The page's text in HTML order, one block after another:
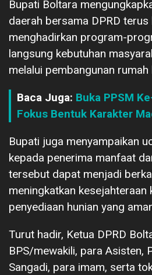
Bupati Boltara
daerah bersama DPRD
menghadirkan program-
langsung kebutuhan
melalui pembangunan rumah
Baca Juga: Buka PPSM
Fokus Bentuk Karakter
Bupati juga menyampaikan
kepada penerima manfaat
tersebut dapat menjadi
meningkatkan kesejahteraan
penyediaan hunian yang
Turut hadir, Ketua DPRD
BPS/mewakili, para Asisten,
Sangadi, para imam, serta